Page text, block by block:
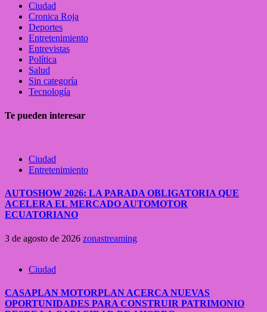
Ciudad
Cronica Roja
Deportes
Entretenimiento
Entrevistas
Política
Salud
Sin categoría
Tecnología
Te pueden interesar
Ciudad
Entretenimiento
AUTOSHOW 2026: LA PARADA OBLIGATORIA QUE
ACELERA EL MERCADO AUTOMOTOR
ECUATORIANO
3 de agosto de 2026 zonastreaming
Ciudad
CASAPLAN MOTORPLAN ACERCA NUEVAS
OPORTUNIDADES PARA CONSTRUIR PATRIMONIO